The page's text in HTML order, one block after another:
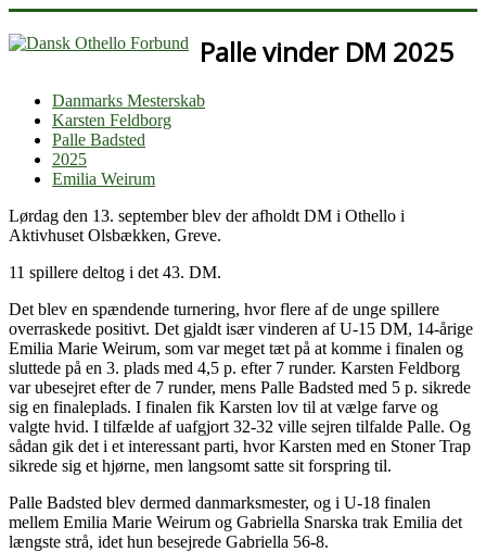
Palle vinder DM 2025
Danmarks Mesterskab
Karsten Feldborg
Palle Badsted
2025
Emilia Weirum
Lørdag den 13. september blev der afholdt DM i Othello i
Aktivhuset Olsbækken, Greve.
11 spillere deltog i det 43. DM.
Det blev en spændende turnering, hvor flere af de unge spillere
overraskede positivt. Det gjaldt især vinderen af U-15 DM, 14-årige
Emilia Marie Weirum, som var meget tæt på at komme i finalen og
sluttede på en 3. plads med 4,5 p. efter 7 runder. Karsten Feldborg
var ubesejret efter de 7 runder, mens Palle Badsted med 5 p. sikrede
sig en finaleplads. I finalen fik Karsten lov til at vælge farve og
valgte hvid. I tilfælde af uafgjort 32-32 ville sejren tilfalde Palle. Og
sådan gik det i et interessant parti, hvor Karsten med en Stoner Trap
sikrede sig et hjørne, men langsomt satte sit forspring til.
Palle Badsted blev dermed danmarksmester, og i U-18 finalen
mellem Emilia Marie Weirum og Gabriella Snarska trak Emilia det
længste strå, idet hun besejrede Gabriella 56-8.